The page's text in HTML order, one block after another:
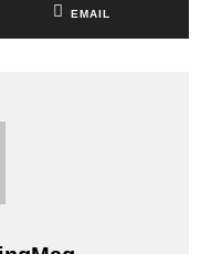
EMAIL